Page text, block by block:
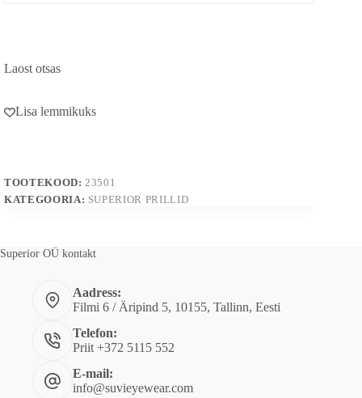
Laost otsas
Lisa lemmikuks
TOOTEKOOD: 23501
KATEGOORIA: SUPERIOR PRILLID
Superior OÜ kontakt
Aadress:
Filmi 6 / Äripind 5, 10155, Tallinn, Eesti
Telefon:
Priit +372 5115 552
E-mail:
info@suvieyewear.com